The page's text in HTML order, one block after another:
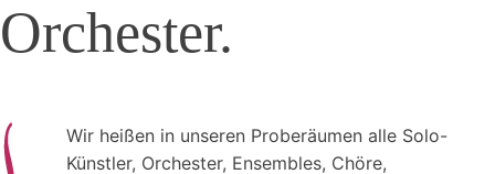
Orchester.
Wir heißen in unseren Proberäumen alle Solo-
Künstler, Orchester, Ensembles, Chöre,